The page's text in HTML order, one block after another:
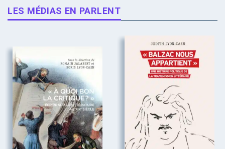
LES MÉDIAS EN PARLENT